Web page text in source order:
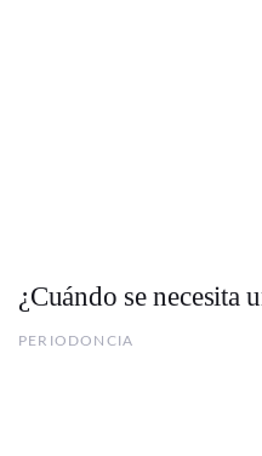
¿Cuándo se necesita
PERIODONCIA